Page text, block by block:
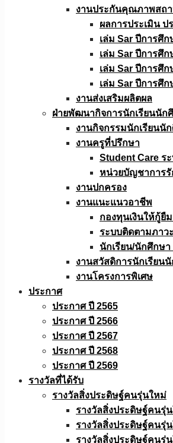
งานประกันคุณภาพสถ
ผลการประเมิน
เล่ม Sar ปีการศึก
เล่ม Sar ปีการศึก
เล่ม Sar ปีการศึก
เล่ม Sar ปีการศึก
งานส่งเสริมผลิตผล
ฝ่ายพัฒนากิจการนักเรียนนัก
งานกิจกรรมนักเรียนนั
งานครูที่ปรึกษา
Student Care ร
หน่วยบัญชาการ
งานปกครอง
งานแนะแนวอาชีพ
กองทุนเงินให้กู้ยื
ระบบติดตามภาว
นักเรียน/นักศึกษ
งานสวัสดิการนักเรียน
งานโครงการพิเศษ
ประกาศ
ประกาศ ปี 2565
ประกาศ ปี 2566
ประกาศ ปี 2567
ประกาศ ปี 2568
ประกาศ ปี 2569
รางวัลที่ได้รับ
รางวัลสิ่งประดิษฐ์คนรุ่นใหม่
รางวัลสิ่งประดิษฐ์คนรุ่
รางวัลสิ่งประดิษฐ์คนรุ่
รางวัลสิ่งประดิษฐ์คนรุ่